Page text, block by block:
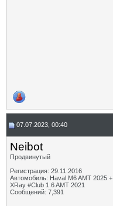
07.07.2023, 00:40
Neibot
Продвинутый
Регистрация: 29.11.2016
Автомобиль: Haval M6 AMT 2025 +
XRay #Club 1.6 AMT 2021
Сообщений: 7,391